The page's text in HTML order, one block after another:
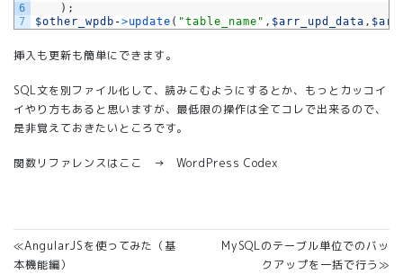
6
7
) ;
$other_wpdb ->update ( "table_name" , $arr_upd_data ,
挿入も更新も簡単にできます。
SQL文を別ファイル化して、読みこむようにするとか、もっとカッコイ
イやり方もあると思いますが、最低限の操作は全てコレで出来るので、
是非覚えておきたいところです。
関数リファレンスはここ →WordPress Codex
≪AngularJSを使ってみた（基
本機能編）
MySQLのテーブル単位でのバッ
クアップを一括で行う≫